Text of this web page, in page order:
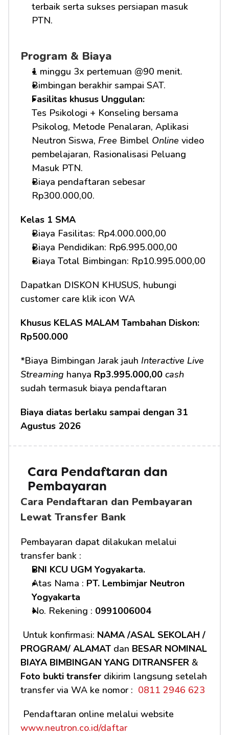
terbaik serta sukses persiapan masuk
PTN.
Program & Biaya
1 minggu 3x pertemuan @90 menit.
Bimbingan berakhir sampai SAT.
Fasilitas khusus Unggulan:
Tes Psikologi + Konseling bersama
Psikolog, Metode Penalaran, Aplikasi
Neutron Siswa, Free Bimbel Online video
pembelajaran, Rasionalisasi Peluang
Masuk PTN.
Biaya pendaftaran sebesar
Rp300.000,00.
Kelas 1 SMA
Biaya Fasilitas: Rp4.000.000,00
Biaya Pendidikan: Rp6.995.000,00
Biaya Total Bimbingan: Rp10.995.000,00
Dapatkan DISKON KHUSUS, hubungi
customer care klik icon WA
Khusus KELAS MALAM Tambahan Diskon:
Rp500.000
*Biaya Bimbingan Jarak jauh Interactive Live
Streaming hanya Rp3.995.000,00 cash
sudah termasuk biaya pendaftaran
Biaya diatas berlaku sampai dengan 31
Agustus 2026
Cara Pendaftaran dan
Pembayaran
Cara Pendaftaran dan Pembayaran
Lewat Transfer Bank
Pembayaran dapat dilakukan melalui
transfer bank :
BNI KCU UGM Yogyakarta.
Atas Nama : PT. Lembimjar Neutron
Yogyakarta
No. Rekening : 0991006004
Untuk konfirmasi: NAMA /ASAL SEKOLAH /
PROGRAM/ ALAMAT dan BESAR NOMINAL
BIAYA BIMBINGAN YANG DITRANSFER
Foto bukti transfer dikirim langsung setelah
transfer via WA ke nomor : 0811 2946 623
www.neutron.co.id/daftar